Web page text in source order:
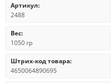
Артикул:
2488
Вес:
1050 гр
Штрих-код товара:
4650064890695